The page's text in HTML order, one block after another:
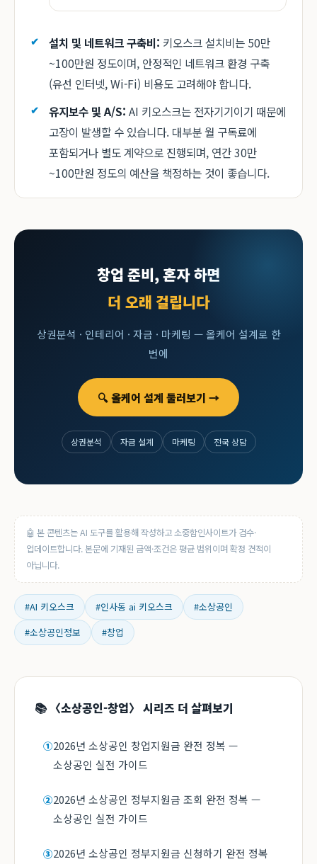
설치 및 네트워크 구축비: 키오스크 설치비는 50만
~100만원 정도이며, 안정적인 네트워크 환경 구축
(유선 인터넷, Wi-Fi) 비용도 고려해야 합니다.
유지보수 및 A/S: AI 키오스크는 전자기기이기 때문에
고장이 발생할 수 있습니다. 대부분 월 구독료에
포함되거나 별도 계약으로 진행되며, 연간 30만
~100만원 정도의 예산을 책정하는 것이 좋습니다.
창업 준비, 혼자 하면
더 오래 걸립니다
상권분석 · 인테리어 · 자금 · 마케팅 — 올케어 설계로 한
번에
🔍 올케어 설계 둘러보기 →
상권분석 자금 설계 마케팅 전국 상담
🤖 본 콘텐츠는 AI 도구를 활용해 작성하고 소중함인사이트가 검수·
업데이트합니다. 본문에 기재된 금액·조건은 평균 범위이며 확정 견적이
아닙니다.
#AI 키오스크 #인사동 ai 키오스크
#소상공인
#소상공인정보
#창업
📚 〈소상공인-창업〉 시리즈 더 살펴보기
①2026년 소상공인 창업지원금 완전 정복 —
소상공인 실전 가이드
②2026년 소상공인 정부지원금 조회 완전 정복 —
소상공인 실전 가이드
③2026년 소상공인 정부지원금 신청하기 완전 정복